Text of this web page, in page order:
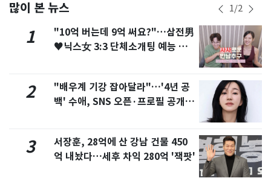
많이 본 뉴스 1/2
1
"10억 버는데 9억 써요?"…삼전男
♥닉스女 3:3 단체소개팅 예능 화
2
"배우계 기강 잡아달라"…'4년 공
백' 수애, SNS 오픈·프로필 공개
3
서장훈, 28억에 산 강남 건물 450
억 내놨다…세후 차익 280억 '잭팟'